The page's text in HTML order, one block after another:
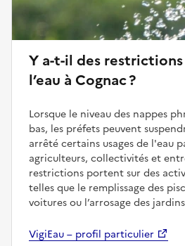
Y a-t-il des restrictions
l’eau à Cognac ?
Lorsque le niveau des nappes
bas, les préfets peuvent
arrêté certains usages de l'eau
agriculteurs, collectivités et
restrictions portent sur des
telles que le remplissage des
voitures ou l’arrosage des
VigiEau – profil particulier